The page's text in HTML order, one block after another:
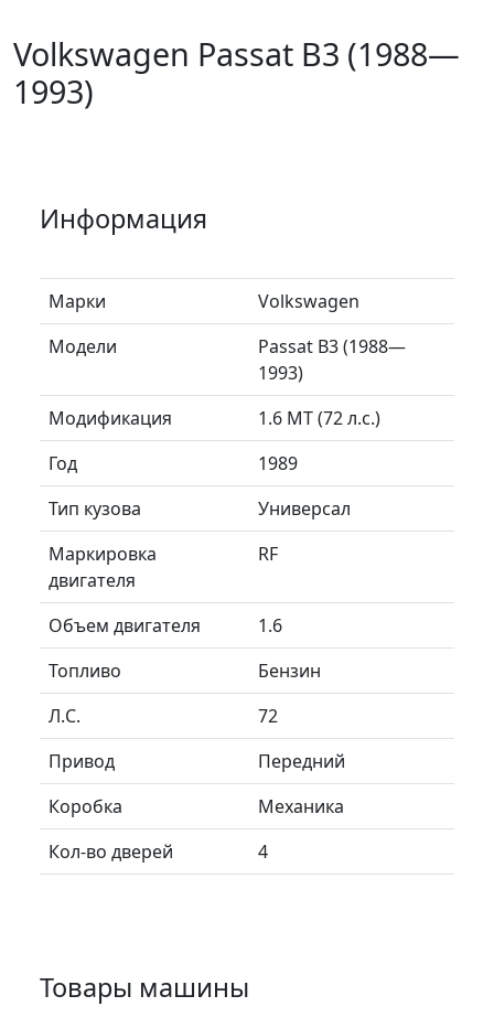
Volkswagen Passat B3 (1988—
1993)
Информация
Марки
Volkswagen
Модели
Passat B3 (1988—
1993)
Модификация
1.6 MT (72 л.с.)
Год
1989
Тип кузова
Универсал
Маркировка
двигателя
RF
Объем двигателя
1.6
Топливо
Бензин
Л.C.
72
Привод
Передний
Коробка
Механика
Кол-во дверей
4
Товары машины